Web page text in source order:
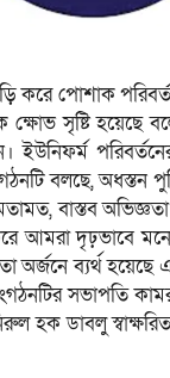
করে পোশাক
সৃষ্টি হয়েছে
বলছে, অধস্তন
বাস্তব
করে আমরা দৃঢ়ভাবে
অর্জনে ব্যর্থ হয়েছে
সভাপতি
হক ডাবলু